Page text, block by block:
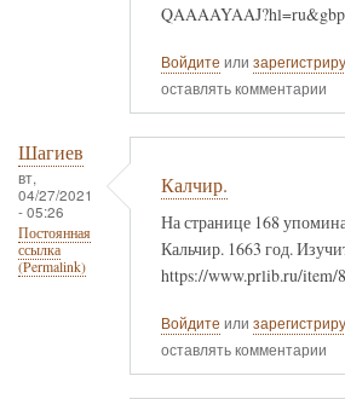
Войдите или
оставлять комментарии
Шагиев
вт,
04/27/2021
- 05:26
Постоянная
ссылка
(Permalink)
Калчир.
На странице 168
Кальчир. 1663 год.
https://www.prlib.ru/item/
Войдите или
оставлять комментарии